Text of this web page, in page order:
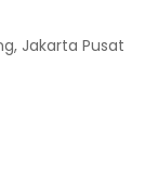
Jakarta Pusat